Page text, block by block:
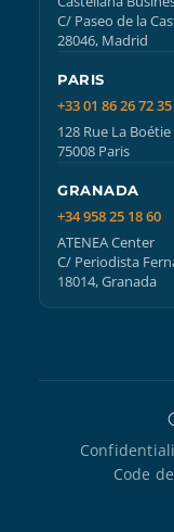
C/ Paseo de la
28046, Madrid
PARIS
+33 01 86 26 72 35
128 Rue La Boétie
75008 Paris
GRANADA
+34 958 25 18 60
ATENEA Center
C/ Periodista
18014, Granada
Code